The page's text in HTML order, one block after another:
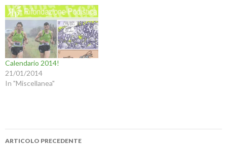
Calendario 2014!
21/01/2014
In "Miscellanea"
Navigazione
ARTICOLO PRECEDENTE